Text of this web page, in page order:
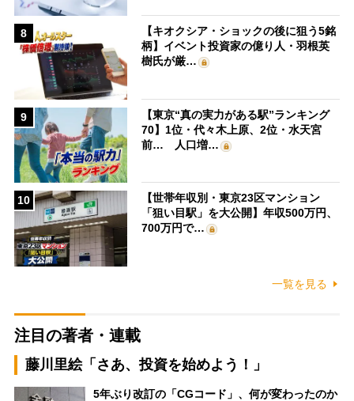
8
【キオクシア・ショックの後に狙う5銘
柄】イベント投資家の億り人・羽根英
樹氏が厳…
9
【東京“真の実力がある駅”ランキング
70】1位・代々木上原、2位・水天宮
前… 人口増…
10
【世帯年収別・東京23区マンション
「狙い目駅」を大公開】年収500万円、
700万円で…
一覧を見る
注目の著者・連載
藤川里絵「さあ、投資を始めよう！」
5年ぶり改訂の「CGコード」、何が変わったのか